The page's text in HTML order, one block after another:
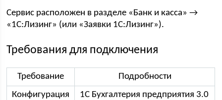
Сервис расположен в разделе «Банк и касса» →
«1С:Лизинг» (или «Заявки 1С:Лизинг»).
Требования для подключения
Требование
Подробности
Конфигурация
1С Бухгалтерия предприятия 3.0